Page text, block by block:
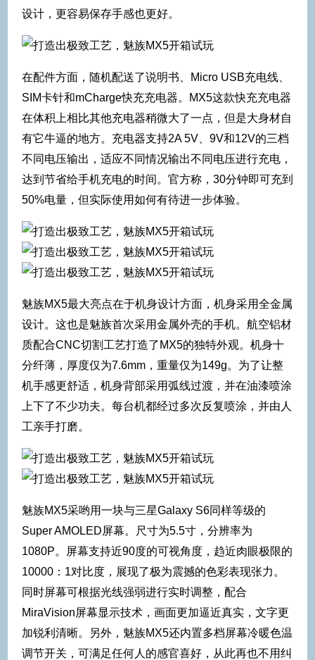
设计，更容易保存手感也更好。
在配件方面，随机配送了说明书、Micro USB充电线、
SIM卡针和mCharge快充充电器。MX5这款快充充电器
在体积上相比其他充电器稍微大了一点，但是大身材自
有它牛逼的地方。充电器支持2A 5V、9V和12V的三档
不同电压输出，适应不同情况输出不同电压进行充电，
达到节省给手机充电的时间。官方称，30分钟即可充到
50%电量，但实际使用如何有待进一步体验。
魅族MX5最大亮点在于机身设计方面，机身采用全金属
设计。这也是魅族首次采用金属外壳的手机。航空铝材
质配合CNC切割工艺打造了MX5的独特外观。机身十
分纤薄，厚度仅为7.6mm，重量仅为149g。为了让整
机手感更舒适，机身背部采用弧线过渡，并在油漆喷涂
上下了不少功夫。每台机都经过多次反复喷涂，并由人
工亲手打磨。
魅族MX5采哟用一块与三星Galaxy S6同样等级的
Super AMOLED屏幕。尺寸为5.5寸，分辨率为
1080P。屏幕支持近90度的可视角度，趋近肉眼极限的
10000：1对比度，展现了极为震撼的色彩表现张力。
同时屏幕可根据光线强弱进行实时调整，配合
MiraVision屏幕显示技术，画面更加逼近真实，文字更
加锐利清晰。另外，魅族MX5还内置多档屏幕冷暖色温
调节开关，可满足任何人的感官喜好，从此再也不用纠